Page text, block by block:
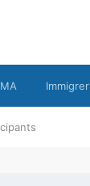
Immigrer